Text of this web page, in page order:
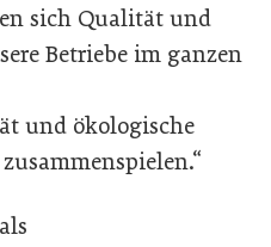
sich Qualität und
Betriebe im ganzen
und ökologische